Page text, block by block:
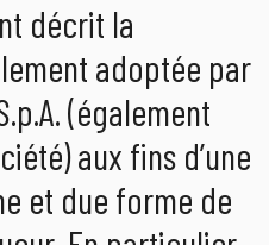
décrit la
adoptée par
(également
aux fins d’une
et due forme de